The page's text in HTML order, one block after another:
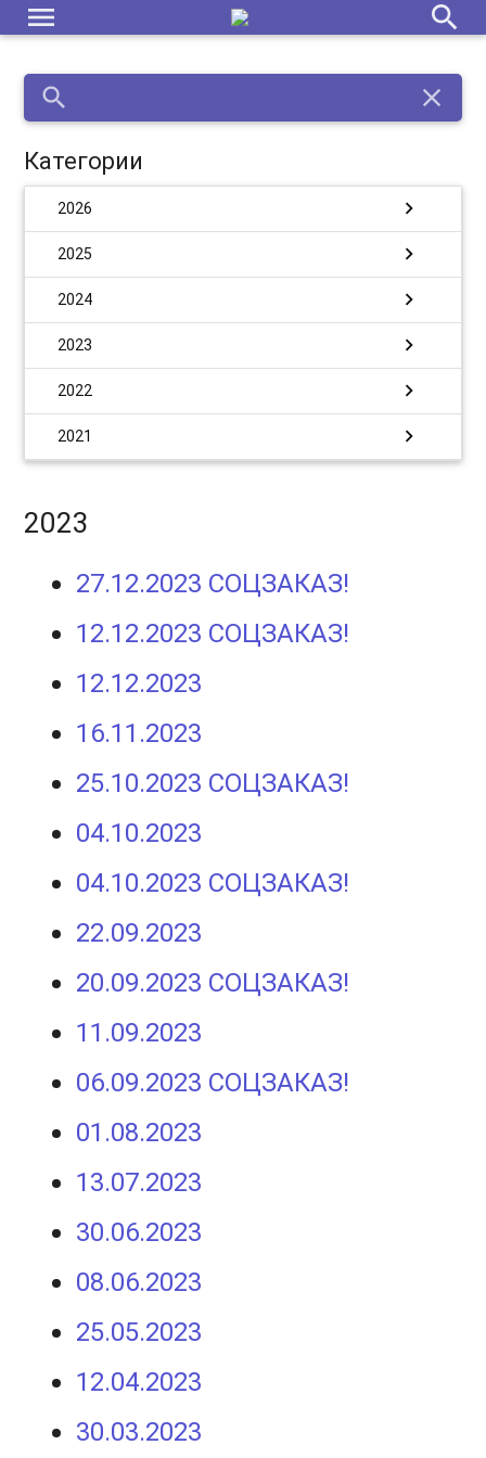
menu search
search close
Категории
2026 chevron_right
2025 chevron_right
2024 chevron_right
2023 chevron_right
2022 chevron_right
2021 chevron_right
2023
27.12.2023 СОЦЗАКАЗ!
12.12.2023 СОЦЗАКАЗ!
12.12.2023
16.11.2023
25.10.2023 СОЦЗАКАЗ!
04.10.2023
04.10.2023 СОЦЗАКАЗ!
22.09.2023
20.09.2023 СОЦЗАКАЗ!
11.09.2023
06.09.2023 СОЦЗАКАЗ!
01.08.2023
13.07.2023
30.06.2023
08.06.2023
25.05.2023
12.04.2023
30.03.2023